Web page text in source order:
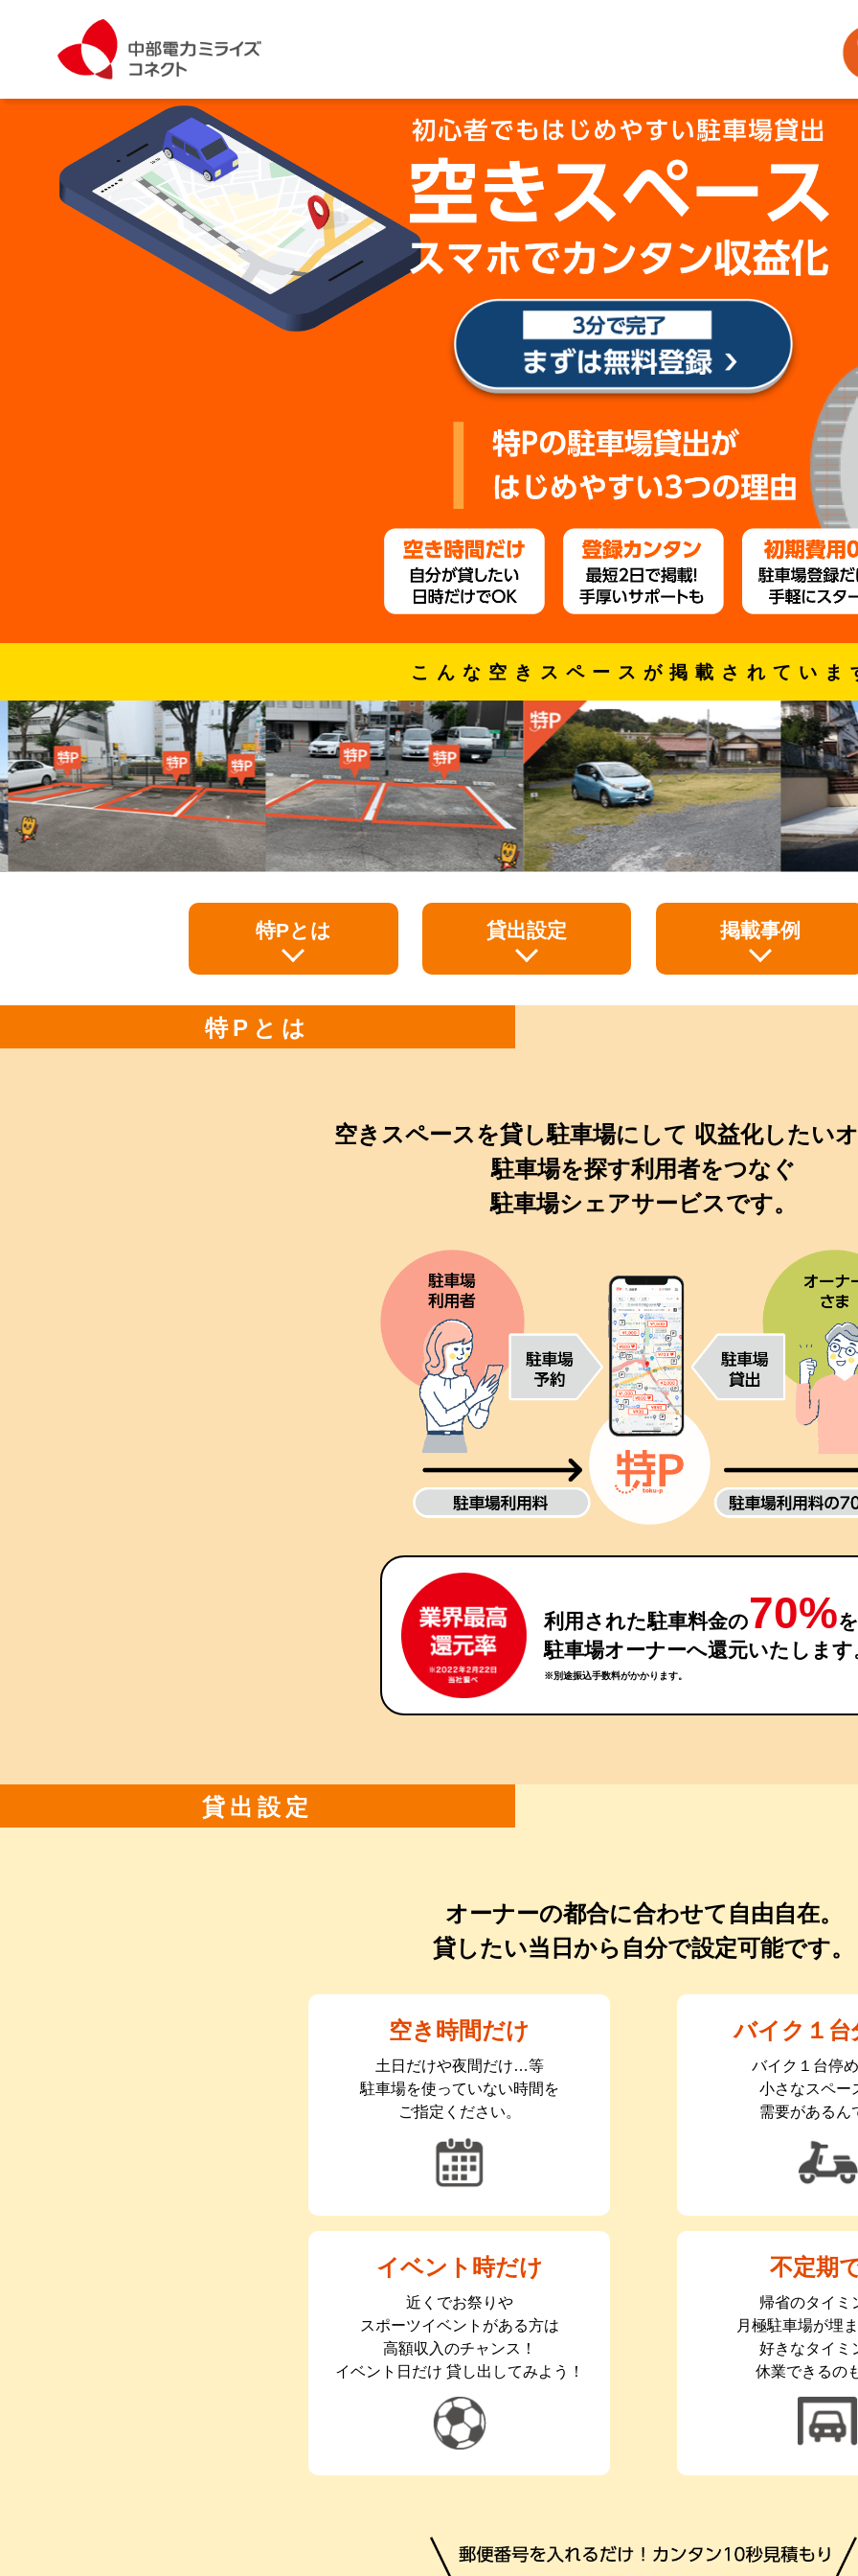
こんな空きスペースが掲載されていま
特Pとは 貸出設定 掲載事例
特Pとは
空きスペースを貸し駐車場にして 収益化したい
駐車場を探す利用者をつなぐ
駐車場シェアサービスです。
利用された駐車料金の70%を
駐車場オーナーへ還元いたします
※別途振込手数料がかかります。
貸出設定
オーナーの都合に合わせて自由自在。
貸したい当日から自分で設定可能です。
空き時間だけ
土日だけや夜間だけ…等
駐車場を使っていない時間を
ご指定ください。
バイク１台
バイク１台停
小さなスペー
需要があるん
イベント時だけ
近くでお祭りや
スポーツイベントがある方は
高額収入のチャンス！
イベント日だけ 貸し出してみよう！
不定期
帰省のタイミ
月極駐車場が埋
好きなタイミ
休業できるの